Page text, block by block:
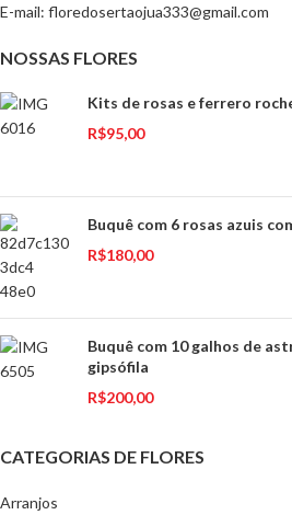
E-mail: floredosertaojua333@gmail.com
NOSSAS FLORES
Kits de rosas e ferrero
R$95,00
Buquê com 6 rosas azuis
R$180,00
Buquê com 10 galhos de
gipsófila
R$200,00
CATEGORIAS DE FLORES
Arranjos